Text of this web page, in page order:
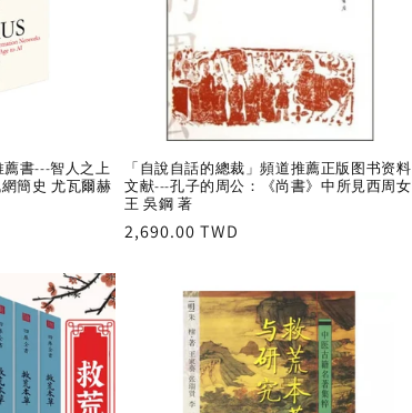
薦書---智人之上
簡史 尤瓦爾赫
「自說自話的總裁」頻道推薦正版图书资料
文献---孔子的周公：《尚書》中所見西周女
王 吳鋼 著
Regular
2,690.00 TWD